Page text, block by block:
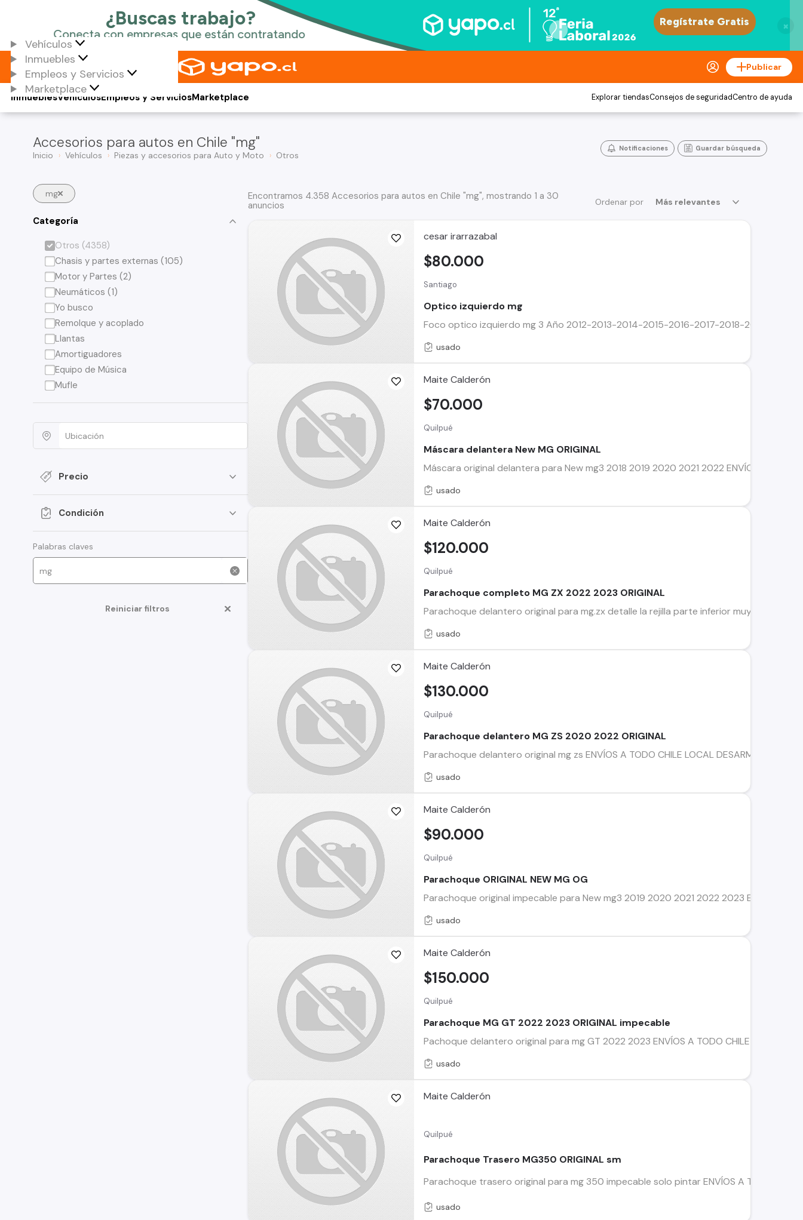
×
Vehículos
Inmuebles
Empleos y Servicios
Marketplace
Publicar
Vehículos
Inmuebles Empleos y ServiciosMarketplace Explorar tiendasConsejos de seguridadCentro de ayuda
Accesorios para autos en Chile "mg"
Inicio Vehículos Piezas y accesorios para Auto y Moto Otros
Notificaciones Guardar búsqueda
mg
Categoría
Otros (4358)
Chasis y partes externas (105)
Motor y Partes (2)
Neumáticos (1)
Yo busco
Remolque y acoplado
Llantas
Amortiguadores
Equipo de Música
Mufle
Precio
Condición
Palabras claves
Reiniciar filtros
Ordenar por Más relevantes
Encontramos 4.358 Accesorios para autos en Chile "mg", mostrando 1 a 30
anuncios
cesar irarrazabal
Santiago
Optico izquierdo mg
Foco optico izquierdo mg 3 Año 2012-2013-2014-2015-2016-2017-2018-2019
$80.000
usado
Maite Calderón
Quilpué
Máscara delantera New MG ORIGINAL
Máscara original delantera para New mg3 2018 2019 2020 2021 2022 ENVÍOS A TODO
$70.000
usado
Maite Calderón
Quilpué
Parachoque completo MG ZX 2022 2023 ORIGINAL
Parachoque delantero original para mg.zx detalle la rejilla parte inferior muy poco ENVÍOS
$120.000
usado
Maite Calderón
Quilpué
Parachoque delantero MG ZS 2020 2022 ORIGINAL
Parachoque delantero original mg zs ENVÍOS A TODO CHILE LOCAL DESARMADURIA
$130.000
usado
Maite Calderón
Quilpué
Parachoque ORIGINAL NEW MG OG
Parachoque original impecable para New mg3 2019 2020 2021 2022 2023 ENVÍOS A
$90.000
usado
Maite Calderón
Quilpué
Parachoque MG GT 2022 2023 ORIGINAL impecable
Pachoque delantero original para mg GT 2022 2023 ENVÍOS A TODO CHILE Vía starken
$150.000
usado
Maite Calderón
Quilpué
Parachoque Trasero MG350 ORIGINAL sm
Parachoque trasero original para mg 350 impecable solo pintar ENVÍOS A TODO CHILE
usado